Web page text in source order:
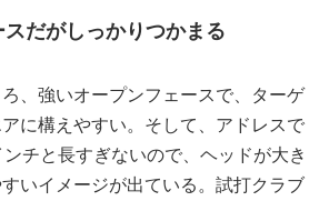
だがしっかりつかまる
、強いオープンフェースで、ターゲ
に構えやすい。そして、アドレスで
チと長すぎないので、ヘッドが大き
いイメージが出ている。試打クラブ